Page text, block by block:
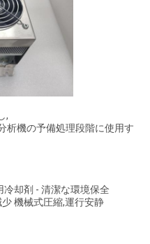
,
析機の予備処理段階に使用す
却剤 - 清潔な環境保全
機械式圧縮,運行安静